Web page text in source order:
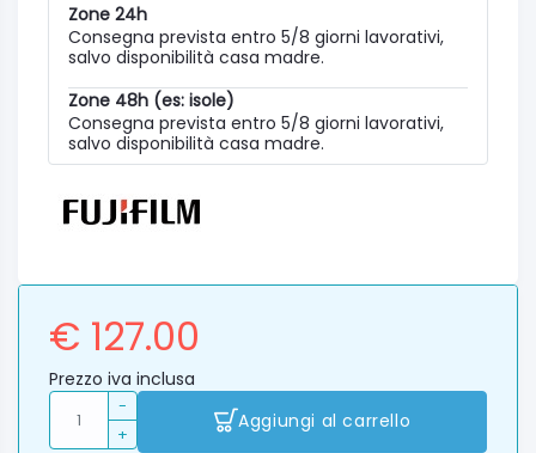
Zone 24h
Consegna prevista entro 5/8 giorni lavorativi,
salvo disponibilità casa madre.
Zone 48h (es: isole)
Consegna prevista entro 5/8 giorni lavorativi,
salvo disponibilità casa madre.
€ 127.00
Prezzo iva inclusa
-
+
Aggiungi al carrello